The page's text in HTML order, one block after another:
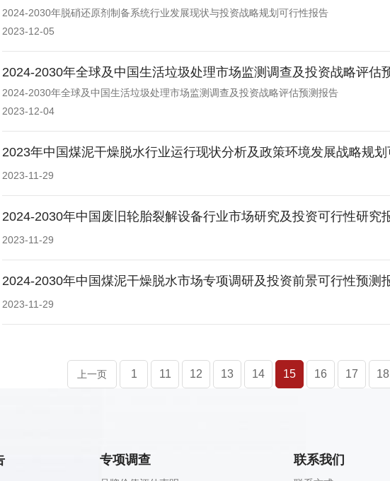
2024-2030年脱硝还原剂制备系统行业发展现状与投资战略规划可行性报告
2023-12-05
2024-2030年全球及中国生活垃圾处理市场监测调查及投资战略评估
2024-2030年全球及中国生活垃圾处理市场监测调查及投资战略评估预测报告
2023-12-04
2023年中国煤泥干燥脱水行业运行现状分析及政策环境发展战略规
2023-11-29
2024-2030年中国废旧轮胎裂解设备行业市场研究及投资可行性研究
2023-11-29
2024-2030年中国煤泥干燥脱水市场专项调研及投资前景可行性预测
2023-11-29
上一页 1 11 12 13 14 15 16 17 18
专项调查 联系我们